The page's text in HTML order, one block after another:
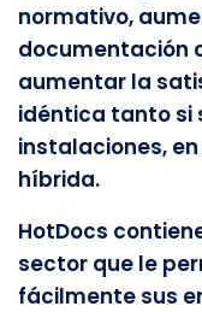
normativo,
documentación
aumentar la
idéntica tanto si
instalaciones,
híbrida.
HotDocs
sector que le
fácilmente sus